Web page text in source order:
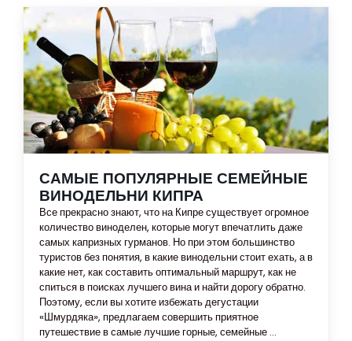
САМЫЕ ПОПУЛЯРНЫЕ СЕМЕЙНЫЕ
ВИНОДЕЛЬНИ КИПРА
Все прекрасно знают, что на Кипре существует огромное
количество виноделен, которые могут впечатлить даже
самых капризных гурманов. Но при этом большинство
туристов без понятия, в какие винодельни стоит ехать, а в
какие нет, как составить оптимальный маршрут, как не
спиться в поисках лучшего вина и найти дорогу обратно.
Поэтому, если вы хотите избежать дегустации
«Шмурдяка», предлагаем совершить приятное
путешествие в самые лучшие горные, семейные ...